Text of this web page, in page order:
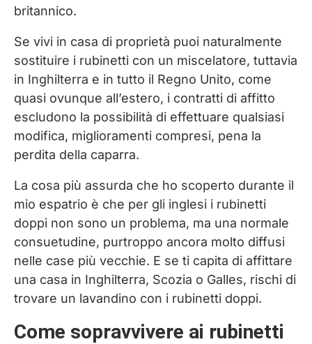
britannico.
Se vivi in casa di proprietà puoi naturalmente
sostituire i rubinetti con un miscelatore, tuttavia
in Inghilterra e in tutto il Regno Unito, come
quasi ovunque all’estero, i contratti di affitto
escludono la possibilità di effettuare qualsiasi
modifica, miglioramenti compresi, pena la
perdita della caparra.
La cosa più assurda che ho scoperto durante il
mio espatrio è che per gli inglesi i rubinetti
doppi non sono un problema, ma una normale
consuetudine, purtroppo ancora molto diffusi
nelle case più vecchie. E se ti capita di affittare
una casa in Inghilterra, Scozia o Galles, rischi di
trovare un lavandino con i rubinetti doppi.
Come sopravvivere ai rubinetti